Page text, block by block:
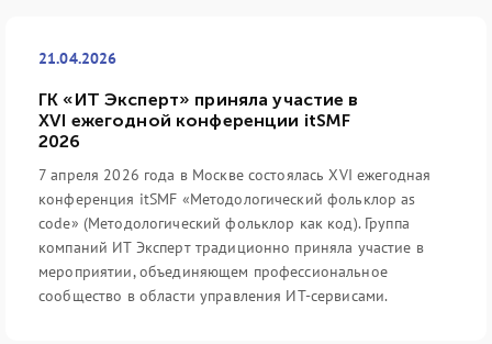
21.04.2026
ГК «ИТ Эксперт» приняла участие в
XVI ежегодной конференции itSMF
2026
7 апреля 2026 года в Москве состоялась XVI ежегодная
конференция itSMF «Методологический фольклор as
code» (Методологический фольклор как код). Группа
компаний ИТ Эксперт традиционно приняла участие в
мероприятии, объединяющем профессиональное
сообщество в области управления ИТ-сервисами.